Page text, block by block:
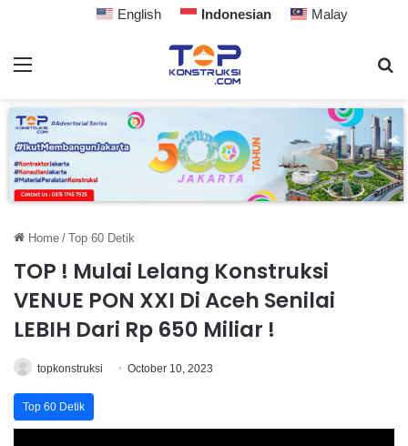
English Indonesian Malay
Home / Top 60 Detik
TOP ! Mulai Lelang Konstruksi
VENUE PON XXI Di Aceh Senilai
LEBIH Dari Rp 650 Miliar !
topkonstruksi October 10, 2023
Top 60 Detik